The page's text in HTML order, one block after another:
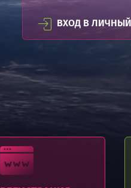
ВХОД В